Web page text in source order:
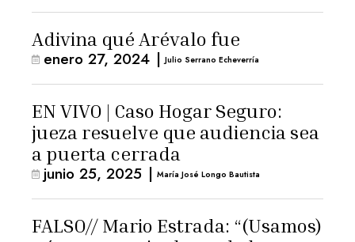
Adivina qué Arévalo fue
enero 27, 2024 | Julio Serrano Echeverría
EN VIVO | Caso Hogar Seguro:
jueza resuelve que audiencia sea
a puerta cerrada
junio 25, 2025 | María José Longo Bautista
FALSO// Mario Estrada: “(Usamos)